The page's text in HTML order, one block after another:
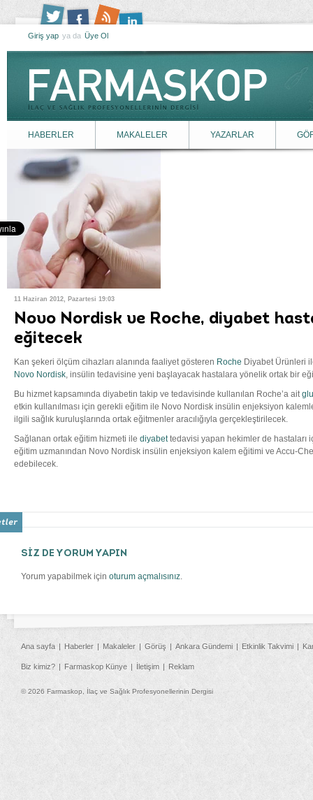
Giriş yap ya da Üye Ol
HABERLER MAKALELER YAZARLAR
11 Haziran 2012, Pazartesi 19:03
Novo Nordisk ve Roche, diyabet
eğitecek
Kan şekeri ölçüm cihazları alanında faaliyet gösteren Roche Diyabet Ürünleri
Novo Nordisk, insülin tedavisine yeni başlayacak hastalara yönelik ortak bir
Bu hizmet kapsamında diyabetin takip ve tedavisinde kullanılan Roche’a ait
etkin kullanılması için gerekli eğitim ile Novo Nordisk insülin enjeksiyon
ilgili sağlık kuruluşlarında ortak eğitmenler aracılığıyla gerçekleştirilecek.
Sağlanan ortak eğitim hizmeti ile diyabettedavisi yapan hekimler de hastaları
eğitim uzmanından Novo Nordisk insülin enjeksiyon kalem eğitimi ve Accu-
edebilecek.
SİZ DE YORUM YAPIN
Yorum yapabilmek için oturum açmalısınız.
Ana sayfa Haberler Makaleler Görüş Ankara Gündemi Etkinlik Takvimi
Biz kimiz? Farmaskop Künye İletişim Reklam
© 2026 Farmaskop, İlaç ve Sağlık Profesyonellerinin Dergisi